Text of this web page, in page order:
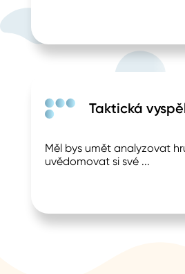
Taktická
Měl bys umět analyzovat
uvědomovat si své ...